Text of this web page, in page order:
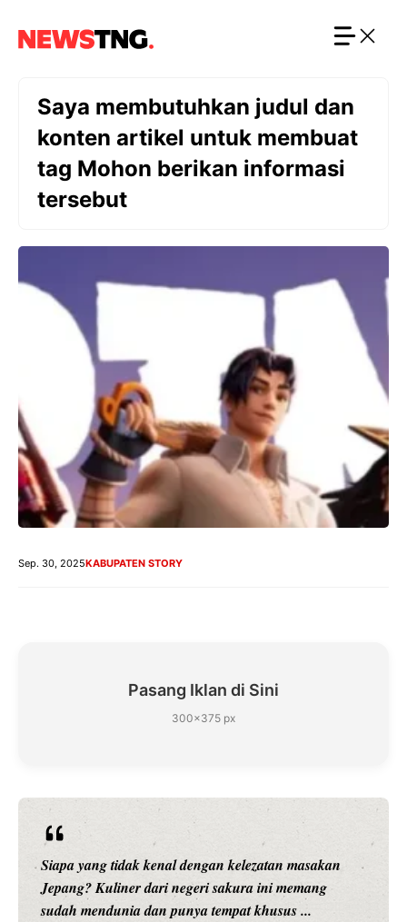
Saya membutuhkan judul dan
konten artikel untuk membuat
tag Mohon berikan informasi
tersebut
Sep. 30, 2025KABUPATEN STORY
Pasang Iklan di Sini
300×375 px
Siapa yang tidak kenal dengan kelezatan masakan
Jepang? Kuliner dari negeri sakura ini memang
sudah mendunia dan punya tempat khusus ...